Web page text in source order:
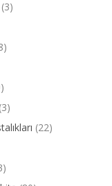
(3)
(3)
(22)